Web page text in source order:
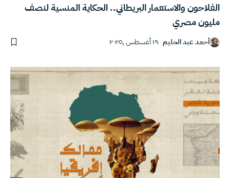
الفلاحون والاستعمار البريطاني.. الحكاية المنسية لنصف
مليون مصري
أحمد عبد الحليم ١٩ أغسطس ,٢٠٢٥